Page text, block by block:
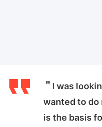
＂I was
wanted to do
is the basis